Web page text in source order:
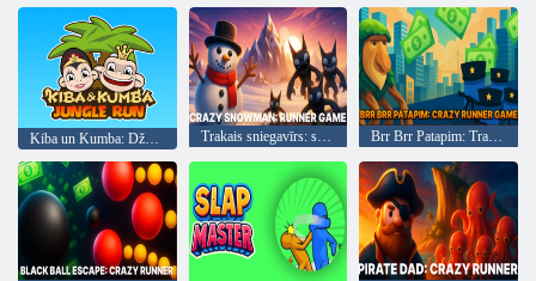
Kiba un Kumba: Džungļu skriešanās Trakais sniegavīrs: skrējēja spēle Brr Brr Patapim: Trakā skrējēja spēle